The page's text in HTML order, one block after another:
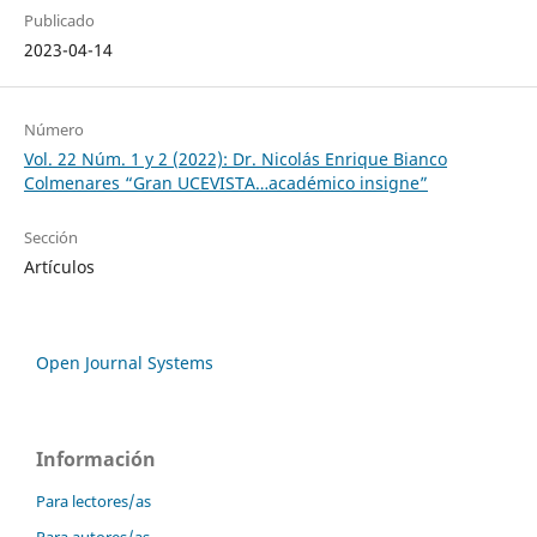
Publicado
2023-04-14
Número
Vol. 22 Núm. 1 y 2 (2022): Dr. Nicolás Enrique Bianco
Colmenares “Gran UCEVISTA…académico insigne”
Sección
Artículos
Open Journal Systems
Información
Para lectores/as